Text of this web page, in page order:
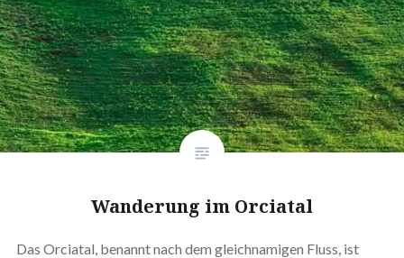
Wanderung im Orciatal
Das Orciatal, benannt nach dem gleichnamigen Fluss, ist